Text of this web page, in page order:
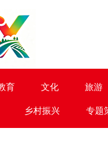
育 文化 旅游
乡村振兴 专题